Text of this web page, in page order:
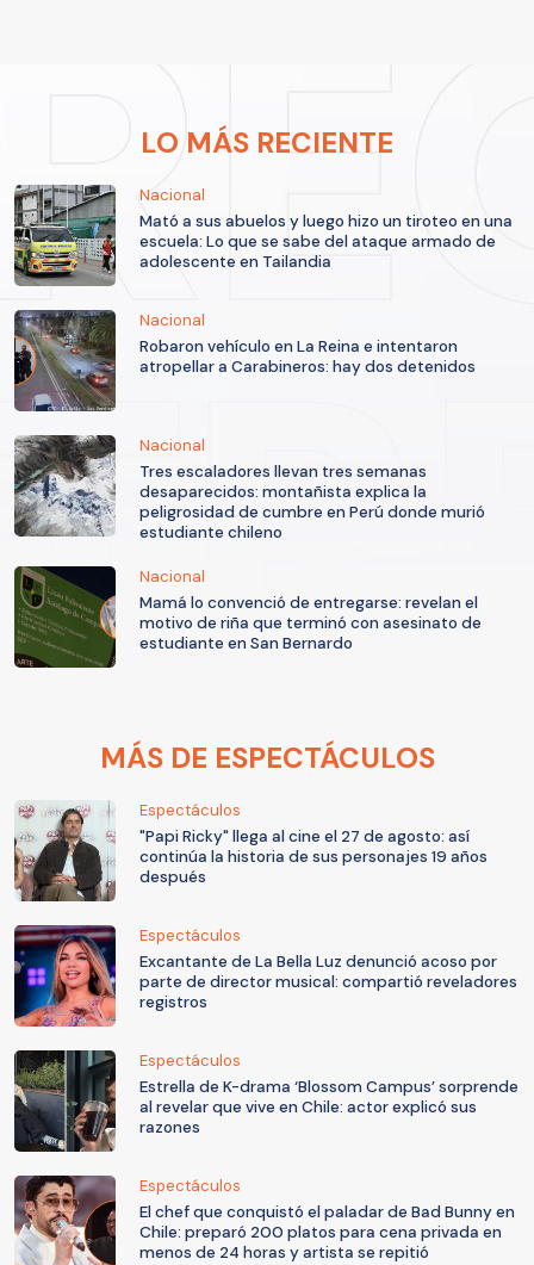
LO MÁS RECIENTE
Nacional
Mató a sus abuelos y luego hizo un tiroteo en una
escuela: Lo que se sabe del ataque armado de
adolescente en Tailandia
Nacional
Robaron vehículo en La Reina e intentaron
atropellar a Carabineros: hay dos detenidos
Nacional
Tres escaladores llevan tres semanas
desaparecidos: montañista explica la
peligrosidad de cumbre en Perú donde murió
estudiante chileno
Nacional
Mamá lo convenció de entregarse: revelan el
motivo de riña que terminó con asesinato de
estudiante en San Bernardo
MÁS DE ESPECTÁCULOS
Espectáculos
"Papi Ricky" llega al cine el 27 de agosto: así
continúa la historia de sus personajes 19 años
después
Espectáculos
Excantante de La Bella Luz denunció acoso por
parte de director musical: compartió reveladores
registros
Espectáculos
Estrella de K-drama ‘Blossom Campus’ sorprende
al revelar que vive en Chile: actor explicó sus
razones
Espectáculos
El chef que conquistó el paladar de Bad Bunny en
Chile: preparó 200 platos para cena privada en
menos de 24 horas y artista se repitió